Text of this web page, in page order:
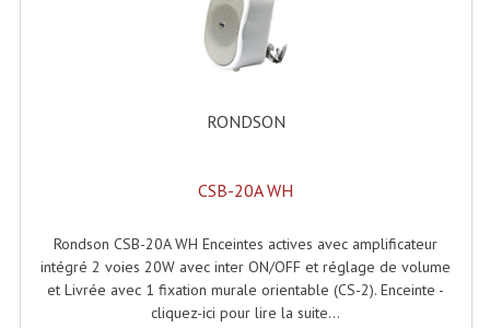
Enceinte Nomade Bluetooth
Enceintes Autonomes Portables Amplifiées
Filtres Actifs, Correcteurs
Haut-Parleurs Moteurs Tweeters Filtres
RONDSON
CSB-20A WH
Rondson CSB-20A WH Enceintes actives avec amplificateur
intégré 2 voies 20W avec inter ON/OFF et réglage de volume
et Livrée avec 1 fixation murale orientable (CS-2). Enceinte -
cliquez-ici pour lire la suite...